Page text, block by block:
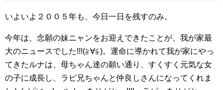
いよいよ２００５年も、今日一日を残すのみ。
今年は、念願の妹ニャンをお迎えできたことが、我が家最
大のニュースでした!!!(≧∀≦)。運命に導かれて我が家にやっ
てきたルナは、母ちゃん達の願い通り、すくすく元気な女
の子に成長し、ラピ兄ちゃんと仲良しさんになってくれま